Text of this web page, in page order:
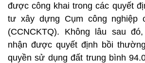
được công khai trong các quyết
tư xây dựng Cụm công nghiệp
(CCNCKTQ). Không lâu sau
nhận được quyết định bồi
quyền sử dụng đất trung bình